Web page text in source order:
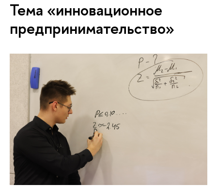
Тема «инновационное
предпринимательство»